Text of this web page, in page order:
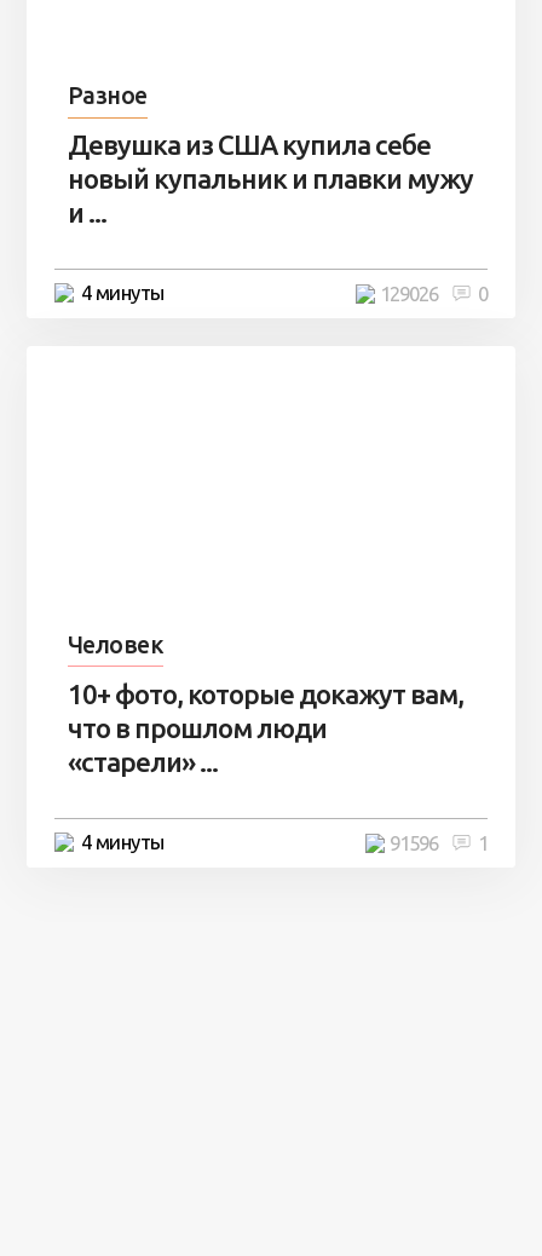
Разное
Девушка из США купила себе
новый купальник и плавки мужу
и ...
4 минуты 0
129026
Человек
10+ фото, которые докажут вам,
что в прошлом люди
«старели» ...
4 минуты 1
91596